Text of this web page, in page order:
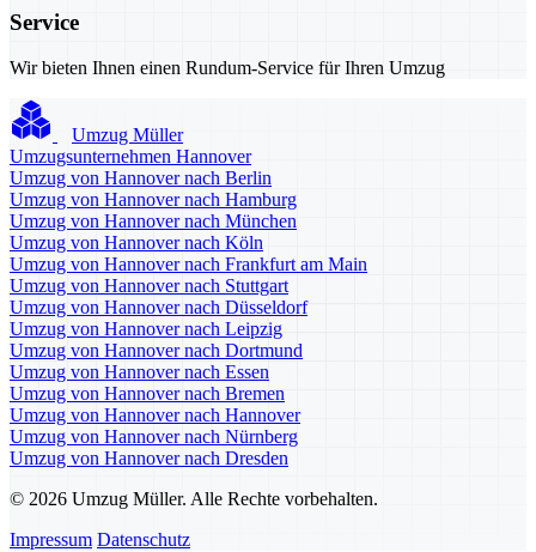
Service
Wir bieten Ihnen einen Rundum-Service für Ihren Umzug
Umzug Müller
Umzugsunternehmen Hannover
Umzug von Hannover nach Berlin
Umzug von Hannover nach Hamburg
Umzug von Hannover nach München
Umzug von Hannover nach Köln
Umzug von Hannover nach Frankfurt am Main
Umzug von Hannover nach Stuttgart
Umzug von Hannover nach Düsseldorf
Umzug von Hannover nach Leipzig
Umzug von Hannover nach Dortmund
Umzug von Hannover nach Essen
Umzug von Hannover nach Bremen
Umzug von Hannover nach Hannover
Umzug von Hannover nach Nürnberg
Umzug von Hannover nach Dresden
© 2026 Umzug Müller. Alle Rechte vorbehalten.
Impressum Datenschutz